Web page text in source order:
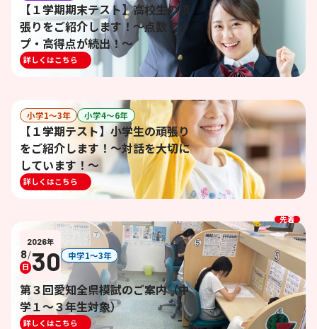
【１学期期末テスト】高校生の頑
張りをご紹介します！～点数アッ
プ・高得点が続出！～
詳しくはこちら
小学1〜3年 小学4〜6年
【１学期テスト】小学生の頑張り
をご紹介します！～対話を大切に
しています！～
詳しくはこちら
2026年
8/30
日
中学1〜3年
第３回愛知全県模試のご案内（中
学１～３年生対象）
詳しくはこちら
先着